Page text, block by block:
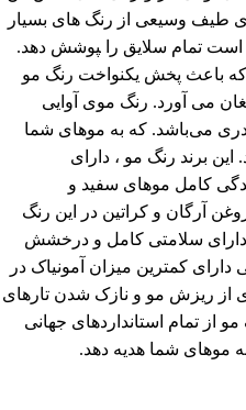
طیف وسیعی از رنگ های بسیار
است تمام سلایق را ‍‍‍‍پوشش دهد.
باعث پخش یکنواخت رنگ مو
می آورد. رنگ موی آوایی
می‌باشد. که به موهای شما
برند رنگ مو ، دارای
کامل موهای سفید و
آرگان و کراتین در این رنگ
سلامتی کامل و درخشش
دارای کمترین میزان آمونیاک در
از ریزش مو و نازک شدن تارهای
از تمام استانداردهای جهانی
موهای شما هدیه دهد.